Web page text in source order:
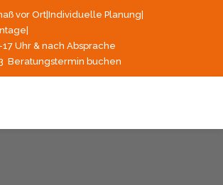
vor Ort Individuelle Planung
Uhr & nach Absprache
Beratungstermin buchen